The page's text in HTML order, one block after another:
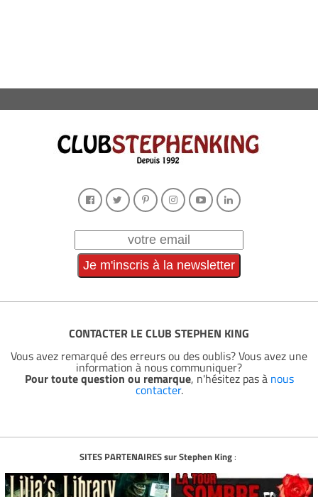
CONTACTER LE CLUB STEPHEN KING
Vous avez remarqué des erreurs ou des oublis? Vous avez une
information à nous communiquer?
Pour toute question ou remarque, n'hésitez pas à nous
contacter.
SITES PARTENAIRES sur Stephen King: